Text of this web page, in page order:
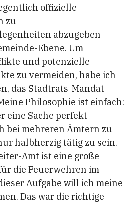
offizielle
zu
abzugeben –
Ebene. Um
und potenzielle
zu vermeiden, habe ich
das Stadtrats-Mandat
Philosophie ist einfach:
eine Sache perfekt
bei mehreren Ämtern zu
halbherzig tätig zu sein.
Amt ist eine große
die Feuerwehren im
Aufgabe will ich meine
Das war die richtige